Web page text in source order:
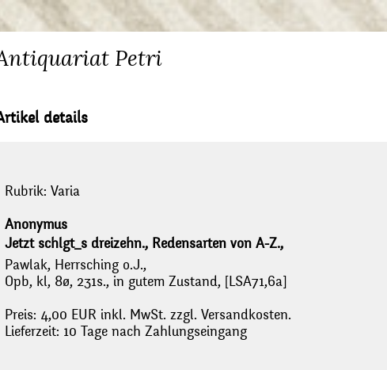
Petri
details
Rubrik: Varia
Anonymus
Jetzt schlgt_s dreizehn., Redensarten von A-Z.,
Pawlak, Herrsching o.J.,
Opb, kl, 8ø, 231s., in gutem Zustand, [LSA71,6a]
Preis: 4,00 EUR inkl. MwSt. zzgl. Versandkosten.
Lieferzeit: 10 Tage nach Zahlungseingang